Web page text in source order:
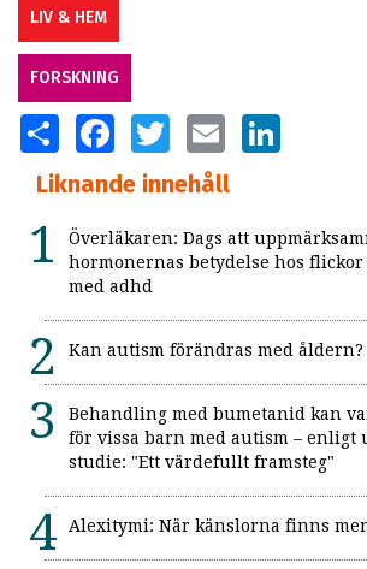
LIV & HEM
FORSKNING
SHARE FACEBOOKTWITTER EMAIL
Liknande innehåll
Överläkaren: Dags att
hormonernas betydelse hos
med adhd
Kan autism förändras med åldern?
Behandling med bumetanid kan
för vissa barn med autism – enligt
studie: "Ett värdefullt framsteg"
Alexitymi: När känslorna finns